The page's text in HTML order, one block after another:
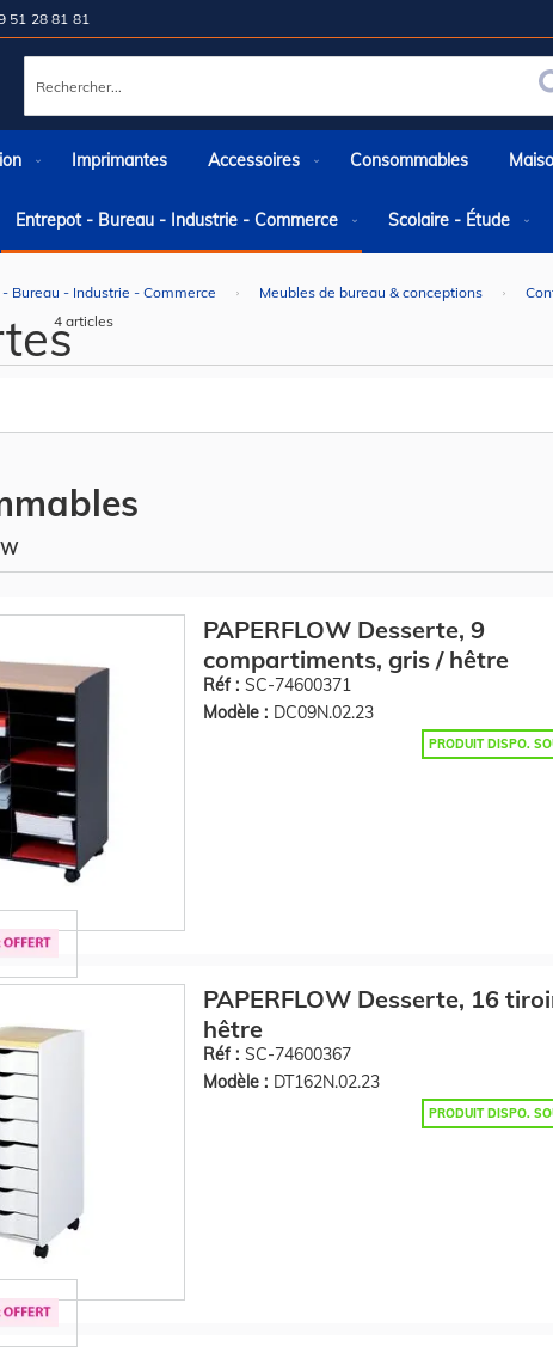
51 28 81 81
Rechercher
Imprimantes Accessoires Consommables
Entrepot - Bureau - Industrie - Commerce Scolaire - Étude
Bureau - Industrie - Commerce Meubles de bureau & conceptions
4 articles
PAPERFLOW Desserte, 9
compartiments, gris / hêtre
Réf : SC-74600371
Modèle : DC09N.02.23
PRODUIT DISPO.
PAPERFLOW Desserte, 16
hêtre
Réf : SC-74600367
Modèle : DT162N.02.23
PRODUIT DISPO.